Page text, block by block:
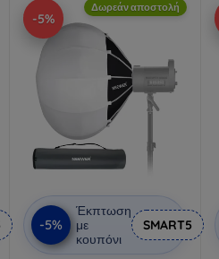
-5%
Δωρεάν αποστολή
-5%
Έκπτωση
με
κουπόνι
SMART5